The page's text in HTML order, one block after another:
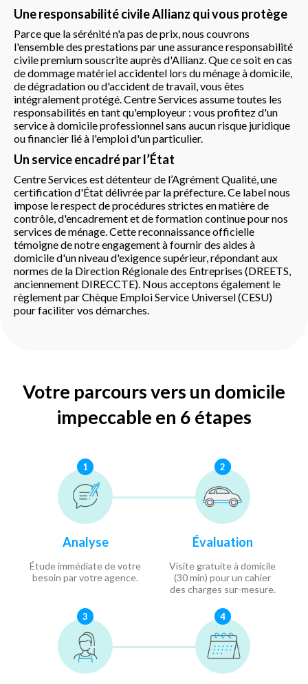
Une responsabilité civile Allianz qui vous protège
Parce que la sérénité n'a pas de prix, nous couvrons
l'ensemble des prestations par une assurance responsabilité
civile premium souscrite auprès d'Allianz. Que ce soit en cas
de dommage matériel accidentel lors du ménage à domicile,
de dégradation ou d'accident de travail, vous êtes
intégralement protégé. Centre Services assume toutes les
responsabilités en tant qu'employeur : vous profitez d'un
service à domicile professionnel sans aucun risque juridique
ou financier lié à l'emploi d'un particulier.
Un service encadré par l’État
Centre Services est détenteur de l’Agrément Qualité, une
certification d'État délivrée par la préfecture. Ce label nous
impose le respect de procédures strictes en matière de
contrôle, d'encadrement et de formation continue pour nos
services de ménage. Cette reconnaissance officielle
témoigne de notre engagement à fournir des aides à
domicile d'un niveau d'exigence supérieur, répondant aux
normes de la Direction Régionale des Entreprises (DREETS,
anciennement DIRECCTE). Nous acceptons également le
règlement par Chèque Emploi Service Universel (CESU)
pour faciliter vos démarches.
Votre parcours vers un domicile
impeccable en 6 étapes
1
Analyse
Étude immédiate de votre
besoin par votre agence.
2
Évaluation
Visite gratuite à domicile
(30 min) pour un cahier
des charges sur-mesure.
3 4